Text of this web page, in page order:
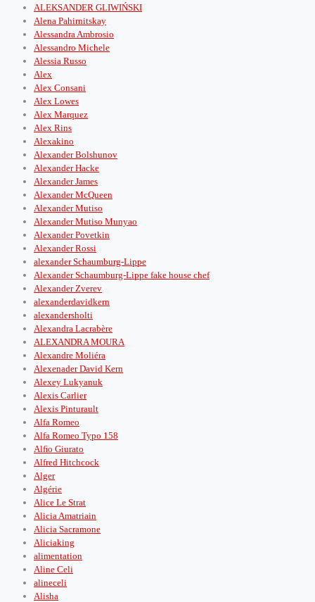
ALEKSANDER GLIWIŃSKI
Alena Pahirnitskay
Alessandra Ambrosio
Alessandro Michele
Alessia Russo
Alex
Alex Consani
Alex Lowes
Alex Marquez
Alex Rins
Alexakino
Alexander Bolshunov
Alexander Hacke
Alexander James
Alexander McQueen
Alexander Mutiso
Alexander Mutiso Munyao
Alexander Povetkin
Alexander Rossi
alexander Schaumburg-Lippe
Alexander Schaumburg-Lippe fake house chef
Alexander Zverev
alexanderdavidkern
alexandersholti
Alexandra Lacrabère
ALEXANDRA MOURA
Alexandre Moliéra
Alexenader David Kern
Alexey Lukyanuk
Alexis Carlier
Alexis Pinturault
Alfa Romeo
Alfa Romeo Typo 158
Alﬁo Giurato
Alfred Hitchcock
Alger
Algérie
Alice Le Strat
Alicia Amatriain
Alicia Sacramone
Aliciaking
alimentation
Aline Celi
alineceli
Alisha